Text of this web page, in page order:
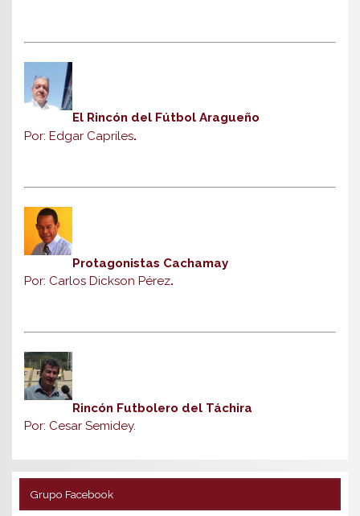
El Rincón del Fútbol Aragueño
Por: Edgar Capriles.
Protagonistas Cachamay
Por: Carlos Dickson Pérez.
Rincón Futbolero del Táchira
Por: Cesar Semidey.
Grupo Facebook